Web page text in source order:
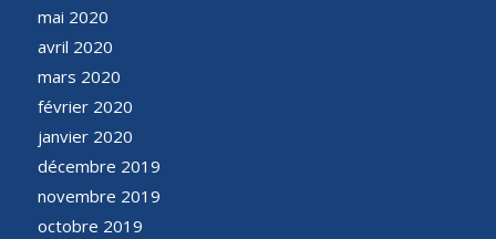
mai 2020
avril 2020
mars 2020
février 2020
janvier 2020
décembre 2019
novembre 2019
octobre 2019